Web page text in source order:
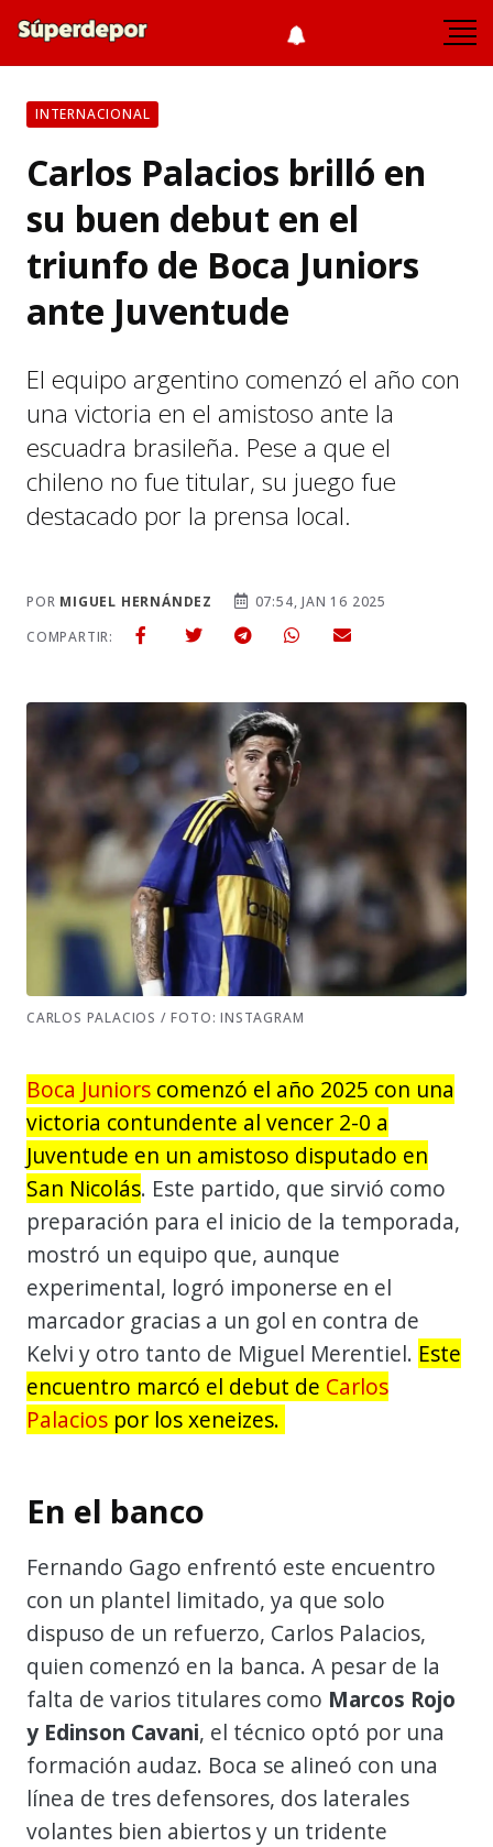
INTERNACIONAL
Carlos Palacios brilló en
su buen debut en el
triunfo de Boca Juniors
ante Juventude
El equipo argentino comenzó el año con
una victoria en el amistoso ante la
escuadra brasileña. Pese a que el
chileno no fue titular, su juego fue
destacado por la prensa local.
POR MIGUEL HERNÁNDEZ
07:54, JAN 16 2025
COMPARTIR:
CARLOS PALACIOS / FOTO: INSTAGRAM
Boca Juniors comenzó el año 2025 con una
victoria contundente al vencer 2-0 a
Juventude en un amistoso disputado en
San Nicolás. Este partido, que sirvió como
preparación para el inicio de la temporada,
mostró un equipo que, aunque
experimental, logró imponerse en el
marcador gracias a un gol en contra de
Kelvi y otro tanto de Miguel Merentiel. Este
encuentro marcó el debut de Carlos
Palacios por los xeneizes.
En el banco
Fernando Gago enfrentó este encuentro
con un plantel limitado, ya que solo
dispuso de un refuerzo, Carlos Palacios,
quien comenzó en la banca. A pesar de la
falta de varios titulares como Marcos Rojo
y Edinson Cavani, el técnico optó por una
formación audaz. Boca se alineó con una
línea de tres defensores, dos laterales
volantes bien abiertos y un tridente